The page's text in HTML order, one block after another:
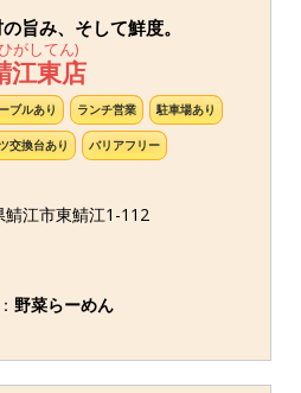
旨み、そして鮮度。
がしてん)
東店
ブルあり ランチ営業 駐車場あり
交換台あり バリアフリー
江市東鯖江1-112
： 野菜らーめん